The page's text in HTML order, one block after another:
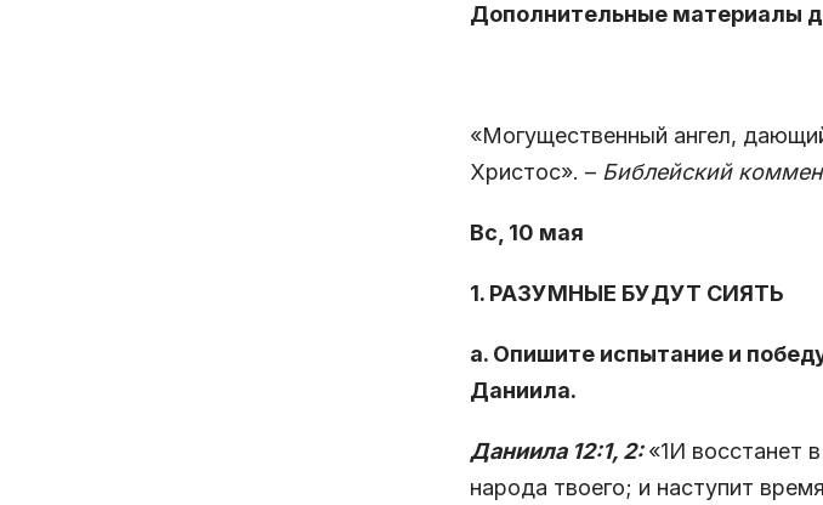
Дополнительные материалы
«Могущественный ангел,
Христос». – Библейский
Вс, 10 мая
1. РАЗУМНЫЕ БУДУТ СИЯТЬ
а. Опишите испытание и
Даниила.
Даниила 12:1, 2:«1И восстанет
народа твоего; и наступит